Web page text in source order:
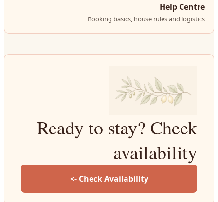
Help Centre
Booking basics, house rules and logistics
Ready to stay? Check
availability
Check Availability ->